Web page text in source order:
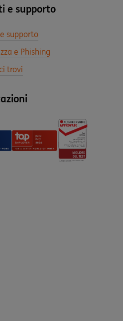
Tutti i prodotti
e supporto
supporto
e Phishing
trovi